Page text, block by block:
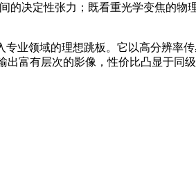
决定性张力；既看重光学变焦的
专业领域的理想跳板。它以高分辨
富有层次的影像，性价比凸显于同级